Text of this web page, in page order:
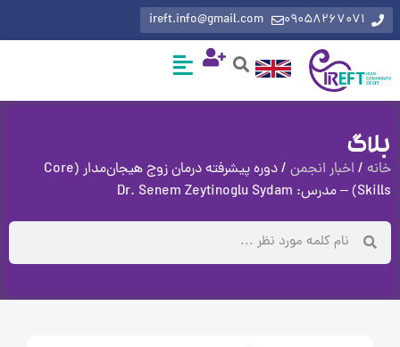
ireft.info@gmail.com
اخبار انجمن
/ دوره پیشرفته درمان زوج هیجان‌مدار (Core